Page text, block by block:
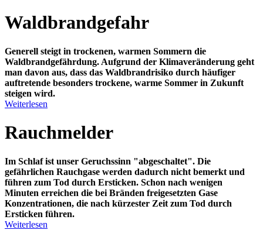
Waldbrandgefahr
Generell steigt in trockenen, warmen Sommern die
Waldbrandgefährdung. Aufgrund der Klimaveränderung geht
man davon aus, dass das Waldbrandrisiko durch häufiger
auftretende besonders trockene, warme Sommer in Zukunft
steigen wird.
Weiterlesen
Rauchmelder
Im Schlaf ist unser Geruchssinn "abgeschaltet". Die
gefährlichen Rauchgase werden dadurch nicht bemerkt und
führen zum Tod durch Ersticken. Schon nach wenigen
Minuten erreichen die bei Bränden freigesetzten Gase
Konzentrationen, die nach kürzester Zeit zum Tod durch
Ersticken führen.
Weiterlesen